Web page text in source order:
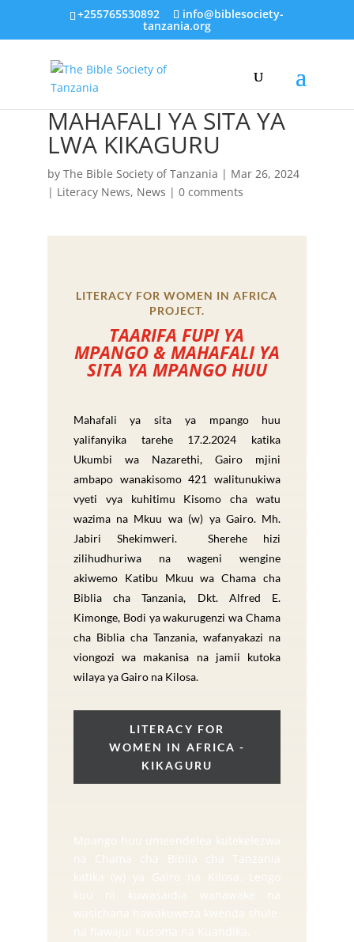
+255765530892 info@biblesociety-
tanzania.org
MAHAFALI YA SITA YA
LWA KIKAGURU
by The Bible Society of Tanzania | Mar 26, 2024
| Literacy News, News | 0 comments
LITERACY FOR WOMEN IN AFRICA
PROJECT.
TAARIFA FUPI YA
MPANGO & MAHAFALI YA
SITA YA MPANGO HUU
Mahafali ya sita ya mpango huu
yalifanyika tarehe 17.2.2024 katika
Ukumbi wa Nazarethi, Gairo mjini
ambapo wanakisomo 421 walitunukiwa
vyeti vya kuhitimu Kisomo cha watu
wazima na Mkuu wa (w) ya Gairo.Mh.
Jabiri Shekimweri. Sherehe hizi
zilihudhuriwa na wageni wengine
akiwemo Katibu Mkuu wa Chama cha
Biblia cha Tanzania, Dkt. Alfred E.
Kimonge, Bodi ya wakurugenzi wa Chama
cha Biblia cha Tanzania, wafanyakazi na
viongozi wa makanisa na jamii kutoka
wilaya ya Gairo na Kilosa.
LITERACY FOR
WOMEN IN AFRICA -
KIKAGURU
Mpango huu umeendelea kutekelezwa
na Chama cha Biblia cha Tanzania
katika (w) ya Gairo na Kilosa. Lengo
kuu ni kuwasaidia wanawake na